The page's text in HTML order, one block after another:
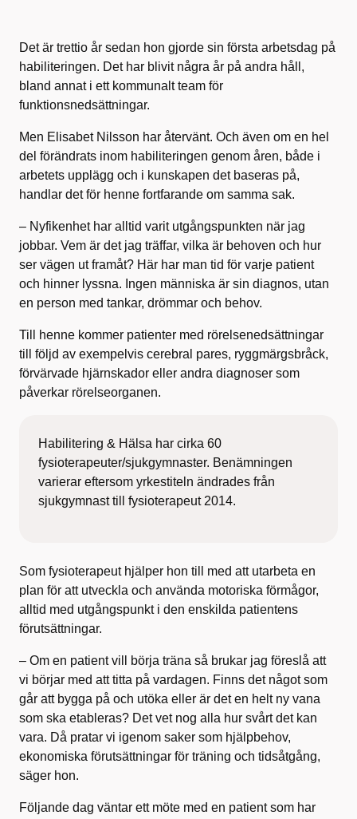
Det är trettio år sedan hon gjorde sin första arbetsdag på
habiliteringen. Det har blivit några år på andra håll,
bland annat i ett kommunalt team för
funktionsnedsättningar.
Men Elisabet Nilsson har återvänt. Och även om en hel
del förändrats inom habiliteringen genom åren, både i
arbetets upplägg och i kunskapen det baseras på,
handlar det för henne fortfarande om samma sak.
– Nyfikenhet har alltid varit utgångspunkten när jag
jobbar. Vem är det jag träffar, vilka är behoven och hur
ser vägen ut framåt? Här har man tid för varje patient
och hinner lyssna. Ingen människa är sin diagnos, utan
en person med tankar, drömmar och behov.
Till henne kommer patienter med rörelsenedsättningar
till följd av exempelvis cerebral pares, ryggmärgsbråck,
förvärvade hjärnskador eller andra diagnoser som
påverkar rörelseorganen.
Habilitering & Hälsa har cirka 60
fysioterapeuter/sjukgymnaster. Benämningen
varierar eftersom yrkestiteln ändrades från
sjukgymnast till fysioterapeut 2014.
Som fysioterapeut hjälper hon till med att utarbeta en
plan för att utveckla och använda motoriska förmågor,
alltid med utgångspunkt i den enskilda patientens
förutsättningar.
– Om en patient vill börja träna så brukar jag föreslå att
vi börjar med att titta på vardagen. Finns det något som
går att bygga på och utöka eller är det en helt ny vana
som ska etableras? Det vet nog alla hur svårt det kan
vara. Då pratar vi igenom saker som hjälpbehov,
ekonomiska förutsättningar för träning och tidsåtgång,
säger hon.
Följande dag väntar ett möte med en patient som har